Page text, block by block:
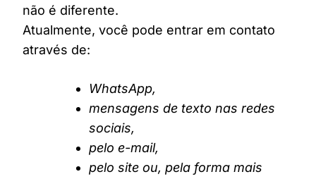
não é diferente.
Atualmente, você pode entrar em contato
através de:
WhatsApp,
mensagens de texto nas redes
sociais,
pelo e-mail,
pelo site ou, pela forma mais